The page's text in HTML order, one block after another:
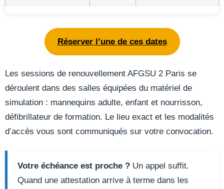
Réserver l’une de ces dates
Les sessions de renouvellement AFGSU 2 Paris se
déroulent dans des salles équipées du matériel de
simulation : mannequins adulte, enfant et nourrisson,
défibrillateur de formation. Le lieu exact et les modalités
d’accès vous sont communiqués sur votre convocation.
Votre échéance est proche ? Un appel suffit.
Quand une attestation arrive à terme dans les